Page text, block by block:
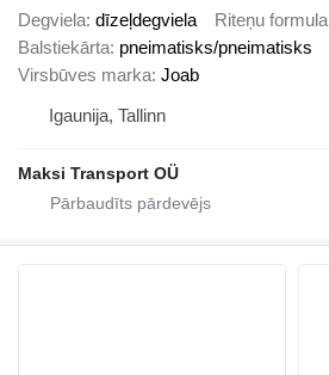
Degviela dīzeļdegviela Riteņu formula
Balstiekārta pneimatisks/pneimatisks
Virsbūves marka Joab
Igaunija, Tallinn
Maksi Transport OÜ